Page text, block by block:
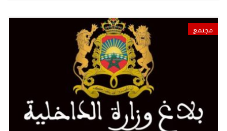
مجتمع